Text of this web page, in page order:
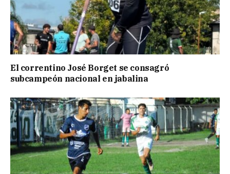
El correntino José Borget se consagró
subcampeón nacional en jabalina